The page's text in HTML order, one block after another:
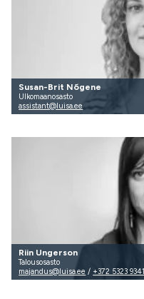
Susan-Brit Nõgene
Ulkomaanosasto
assistant@luisa.ee
Riin Ungerson
Talousosasto
majandus@luisa.ee / +372 5323 9341